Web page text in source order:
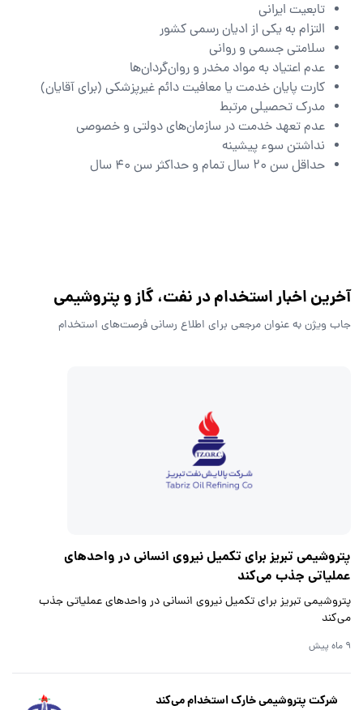
تابعیت ایرانی
التزام به یکی از ادیان رسمی کشور
سلامتی جسمی و روانی
عدم اعتیاد به مواد مخدر و روان‌گردان‌ها
کارت پایان خدمت یا معافیت دائم غیرپزشکی (برای آقایان)
مدرک تحصیلی مرتبط
عدم تعهد خدمت در سازمان‌های دولتی و خصوصی
نداشتن سوء پیشینه
حداقل سن 20 سال تمام و حداکثر سن 40 سال
آخرین اخبار استخدام‌ در نفت، گاز و پتروشیمی
جاب ویژن به عنوان مرجعی برای اطلاع رسانی فرصت‌های استخدام
پتروشیمی تبریز برای تکمیل نیروی انسانی در واحدهای
عملیاتی جذب می‌کند
پتروشیمی تبریز برای تکمیل نیروی انسانی در واحدهای عملیاتی جذب
می‌کند
9 ماه پیش
شرکت پتروشیمی خارک استخدام می‌کند